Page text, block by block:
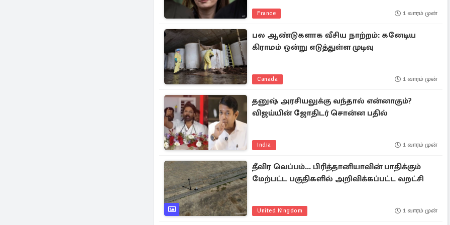
France 1 வாரம் முன்
பல ஆண்டுகளாக வீசிய நாற்றம்: கனேடிய
கிராமம் ஒன்று எடுத்துள்ள முடிவு
Canada 1 வாரம் முன்
தனுஷ் அரசியலுக்கு வந்தால் என்னாகும்?
விஜய்யின் ஜோதிடர் சொன்ன பதில்
India 1 வாரம் முன்
தீவிர வெப்பம்... பிரித்தானியாவின் பாதிக்கும்
மேற்பட்ட பகுதிகளில் அறிவிக்கப்பட்ட வறட்சி
United Kingdom 1 வாரம் முன்